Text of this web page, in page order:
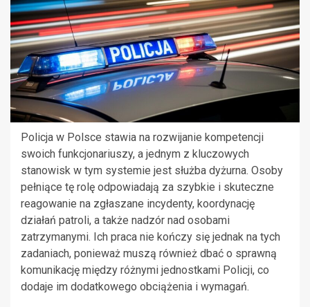
Policja w Polsce stawia na rozwijanie kompetencji
swoich funkcjonariuszy, a jednym z kluczowych
stanowisk w tym systemie jest służba dyżurna. Osoby
pełniące tę rolę odpowiadają za szybkie i skuteczne
reagowanie na zgłaszane incydenty, koordynację
działań patroli, a także nadzór nad osobami
zatrzymanymi. Ich praca nie kończy się jednak na tych
zadaniach, ponieważ muszą również dbać o sprawną
komunikację między różnymi jednostkami Policji, co
dodaje im dodatkowego obciążenia i wymagań.